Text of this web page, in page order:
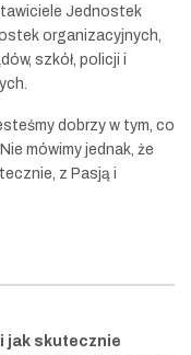
Jednostek
organizacyjnych,
szkół, policji i
dobrzy w tym, co
mówimy jednak, że
z Pasją i
jak skutecznie